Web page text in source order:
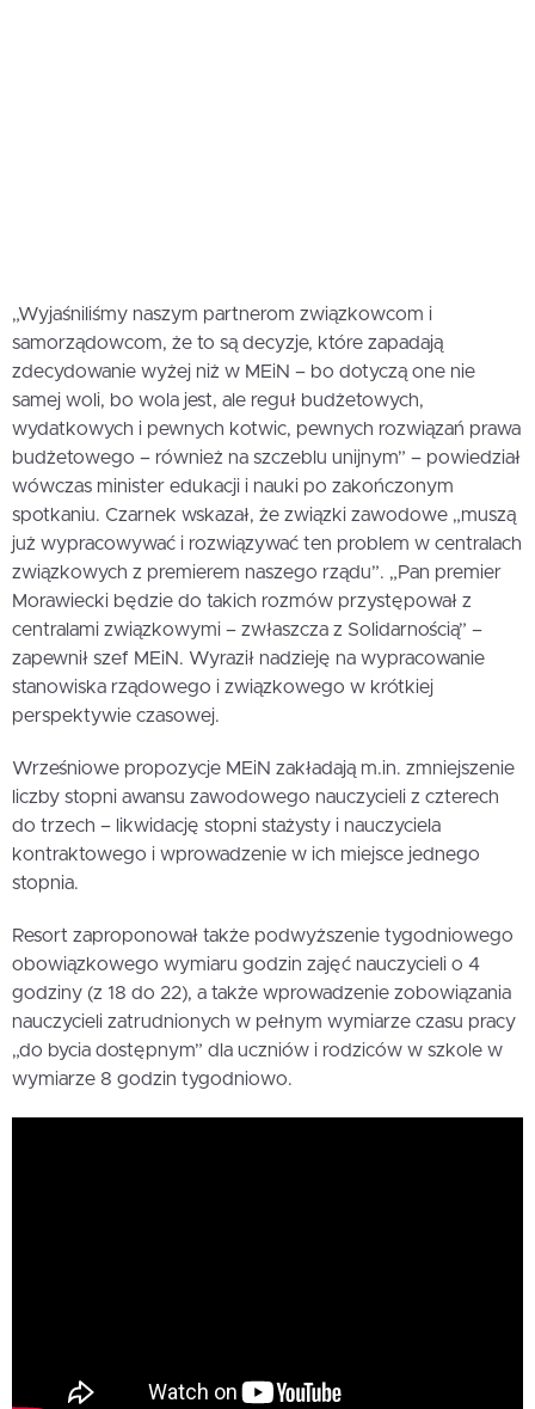
„Wyjaśniliśmy naszym partnerom związkowcom i
samorządowcom, że to są decyzje, które zapadają
zdecydowanie wyżej niż w MEiN – bo dotyczą one nie
samej woli, bo wola jest, ale reguł budżetowych,
wydatkowych i pewnych kotwic, pewnych rozwiązań prawa
budżetowego – również na szczeblu unijnym” – powiedział
wówczas minister edukacji i nauki po zakończonym
spotkaniu. Czarnek wskazał, że związki zawodowe „muszą
już wypracowywać i rozwiązywać ten problem w centralach
związkowych z premierem naszego rządu”. „Pan premier
Morawiecki będzie do takich rozmów przystępował z
centralami związkowymi – zwłaszcza z Solidarnością” –
zapewnił szef MEiN. Wyraził nadzieję na wypracowanie
stanowiska rządowego i związkowego w krótkiej
perspektywie czasowej.
Wrześniowe propozycje MEiN zakładają m.in. zmniejszenie
liczby stopni awansu zawodowego nauczycieli z czterech
do trzech – likwidację stopni stażysty i nauczyciela
kontraktowego i wprowadzenie w ich miejsce jednego
stopnia.
Resort zaproponował także podwyższenie tygodniowego
obowiązkowego wymiaru godzin zajęć nauczycieli o 4
godziny (z 18 do 22), a także wprowadzenie zobowiązania
nauczycieli zatrudnionych w pełnym wymiarze czasu pracy
„do bycia dostępnym” dla uczniów i rodziców w szkole w
wymiarze 8 godzin tygodniowo.